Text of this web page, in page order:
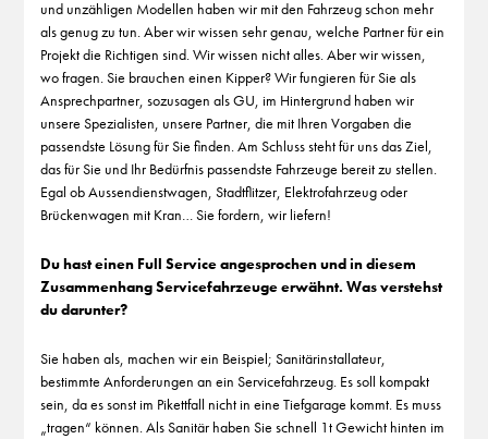
und unzähligen Modellen haben wir mit den Fahrzeug schon mehr
als genug zu tun. Aber wir wissen sehr genau, welche Partner für ein
Projekt die Richtigen sind. Wir wissen nicht alles. Aber wir wissen,
wo fragen. Sie brauchen einen Kipper? Wir fungieren für Sie als
Ansprechpartner, sozusagen als GU, im Hintergrund haben wir
unsere Spezialisten, unsere Partner, die mit Ihren Vorgaben die
passendste Lösung für Sie finden. Am Schluss steht für uns das Ziel,
das für Sie und Ihr Bedürfnis passendste Fahrzeuge bereit zu stellen.
Egal ob Aussendienstwagen, Stadtflitzer, Elektrofahrzeug oder
Brückenwagen mit Kran… Sie fordern, wir liefern!
Du hast einen Full Service angesprochen und in diesem
Zusammenhang Servicefahrzeuge erwähnt. Was verstehst
du darunter?
Sie haben als, machen wir ein Beispiel; Sanitärinstallateur,
bestimmte Anforderungen an ein Servicefahrzeug. Es soll kompakt
sein, da es sonst im Pikettfall nicht in eine Tiefgarage kommt. Es muss
„tragen“ können. Als Sanitär haben Sie schnell 1t Gewicht hinten im